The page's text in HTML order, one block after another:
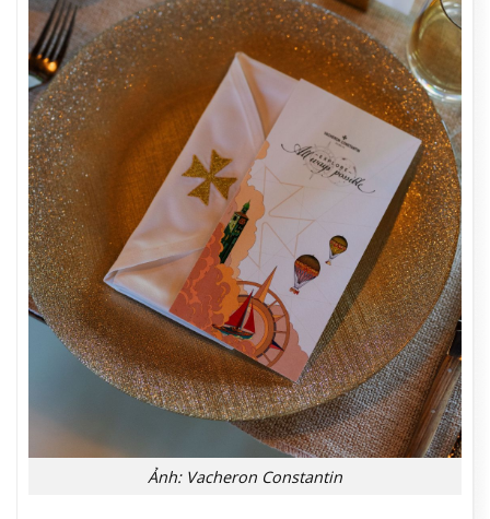
Ảnh: Vacheron Constantin